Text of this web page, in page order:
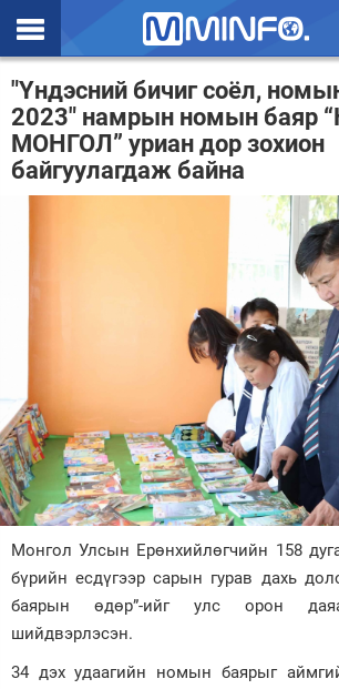
Эхлэл
Цаг агаар
Валют ханш
Нийгэм
Дэлхий
Энтертайнмэнт
"Үндэсний бичиг соёл,
2023" намрын номын баяр
МОНГОЛ” уриан дор зохион
байгуулагдаж байна
Монгол Улсын Ерөнхийлөгчийн 158
бүрийн есдүгээр сарын гурав дахь
баярын өдөр”-ийг улс орон
шийдвэрлэсэн.
34 дэх удаагийн номын баярыг